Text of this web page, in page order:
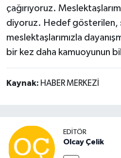
çağırıyoruz.
diyoruz. Hedef gösterilen,
meslektaşlarımızla
bir kez daha kamuoyunun
Kaynak: HABER MERKEZİ
EDITÖR
Olcay Çelik